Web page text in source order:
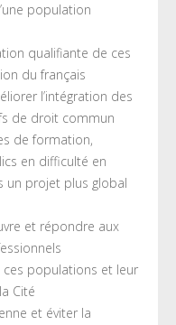
population
qualifiante de ces
du français
l’intégration des
de droit commun
de formation,
en difficulté en
un projet plus global
et répondre aux
populations et leur
Cité
et éviter la